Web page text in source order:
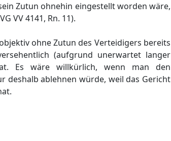
Zutun ohnehin eingestellt worden wäre,
VV 4141, Rn. 11).
ohne Zutun des Verteidigers bereits
(aufgrund unerwartet langer
Es wäre willkürlich, wenn man den
deshalb ablehnen würde, weil das Gericht